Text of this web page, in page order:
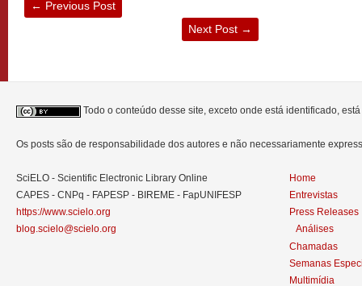
← Previous Post
Next Post →
Todo o conteúdo desse site, exceto onde está identificado,
Os posts são de responsabilidade dos autores e não necessariamente
SciELO - Scientific Electronic Library Online
CAPES - CNPq - FAPESP - BIREME - FapUNIFESP
https://www.scielo.org
blog.scielo@scielo.org
Home
Entrevistas
Press Releases
Análises
Chamadas
Semanas
Multimídia